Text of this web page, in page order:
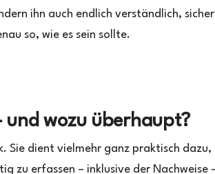
ihn auch endlich verständlich,
so, wie es sein sollte.
und wozu überhaupt?
Sie dient vielmehr ganz praktisch dazu,
zu erfassen – inklusive der Nachweise